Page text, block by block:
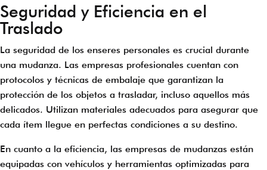
Seguridad y Eficiencia en el
Traslado
La seguridad de los enseres personales es crucial durante
una mudanza. Las empresas profesionales cuentan con
protocolos y técnicas de embalaje que garantizan la
protección de los objetos a trasladar, incluso aquellos más
delicados. Utilizan materiales adecuados para asegurar que
cada ítem llegue en perfectas condiciones a su destino.
En cuanto a la eficiencia, las empresas de mudanzas están
equipadas con vehículos y herramientas optimizadas para